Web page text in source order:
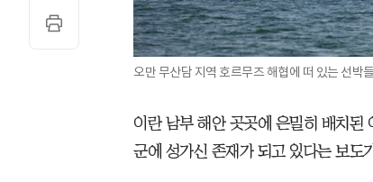
오만 무산담 지역 호르무즈 해협에 떠 있는 선박
이란 남부 해안 곳곳에 은밀히 배치된
군에 성가신 존재가 되고 있다는 보도